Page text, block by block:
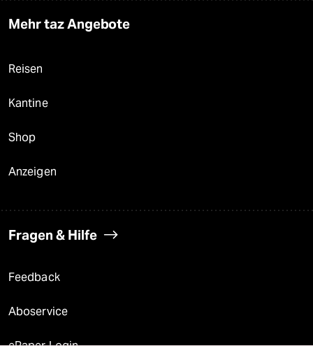
Mehr taz Angebote
Reisen
Kantine
Shop
Anzeigen
Fragen & Hilfe
Feedback
Aboservice